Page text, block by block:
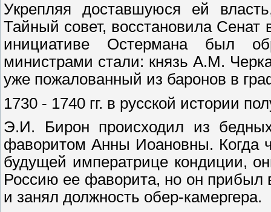
Укрепляя доставшуюся ей
Тайный совет, восстановила Сенат
инициативе Остермана был
министрами стали: князь А.М.
уже пожалованный из баронов в
1730 - 1740 гг. в русской истории
Э.И. Бирон происходил из
фаворитом Анны Иоановны. Когда
будущей императрице кондиции,
Россию ее фаворита, но он прибыл
и занял должность обер-камергера.